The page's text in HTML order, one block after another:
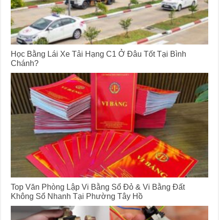
Học Bằng Lái Xe Tải Hạng C1 Ở Đâu Tốt Tại Bình
Chánh?
Top Văn Phòng Lập Vi Bằng Sổ Đỏ & Vi Bằng Đất
Không Sổ Nhanh Tại Phường Tây Hồ